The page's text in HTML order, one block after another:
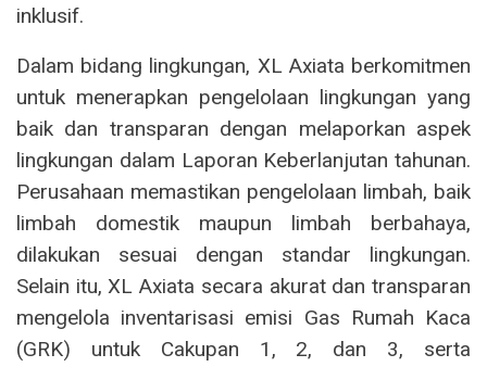
inklusif.
Dalam bidang lingkungan, XL Axiata berkomitmen
untuk menerapkan pengelolaan lingkungan yang
baik dan transparan dengan melaporkan aspek
lingkungan dalam Laporan Keberlanjutan tahunan.
Perusahaan memastikan pengelolaan limbah, baik
limbah domestik maupun limbah berbahaya,
dilakukan sesuai dengan standar lingkungan.
Selain itu, XL Axiata secara akurat dan transparan
mengelola inventarisasi emisi Gas Rumah Kaca
(GRK) untuk Cakupan 1, 2, dan 3, serta